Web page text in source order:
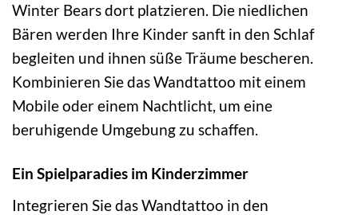
Winter Bears dort platzieren. Die niedlichen
Bären werden Ihre Kinder sanft in den Schlaf
begleiten und ihnen süße Träume bescheren.
Kombinieren Sie das Wandtattoo mit einem
Mobile oder einem Nachtlicht, um eine
beruhigende Umgebung zu schaffen.
Ein Spielparadies im Kinderzimmer
Integrieren Sie das Wandtattoo in den